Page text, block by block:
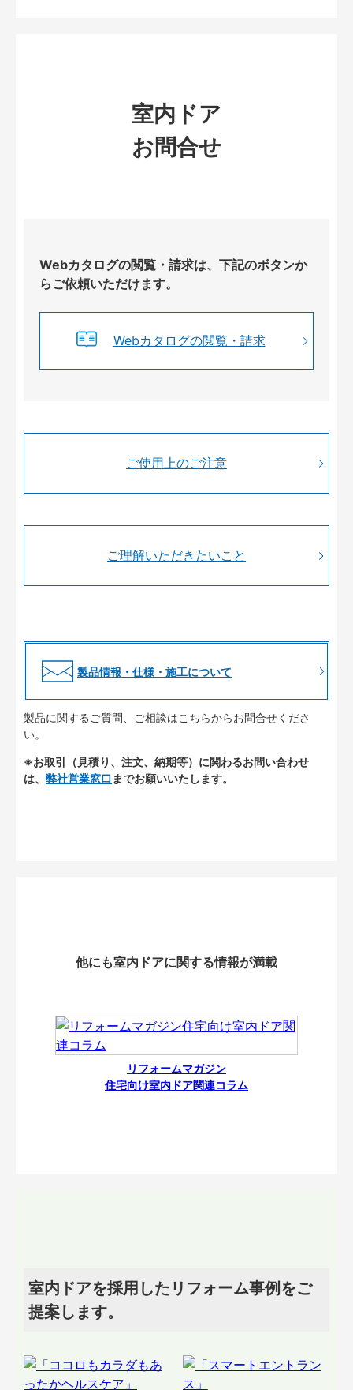
室内ドア
お問合せ
Webカタログの閲覧・請求は、下記のボタンか
らご依頼いただけます。
Webカタログの閲覧・請求
ご使用上のご注意
ご理解いただきたいこと
製品情報・仕様・施工について
製品に関するご質問、ご相談はこちらからお問合せくださ
い。
※お取引（見積り、注文、納期等）に関わるお問い合わせ
は、 弊社営業窓口 までお願いいたします。
他にも室内ドアに関する情報が満載
リフォームマガジン
住宅向け室内ドア関連コラム
室内ドアを採用したリフォーム事例をご
提案します。